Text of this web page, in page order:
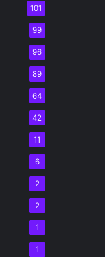
101
99
96
89
64
42
11
6
2
2
1
1